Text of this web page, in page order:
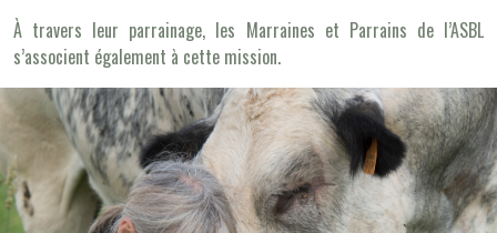
À travers leur parrainage, les Marraines et Parrains de l’ASBL
s’associent également à cette mission.